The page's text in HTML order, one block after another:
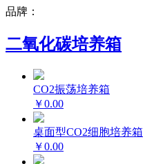
品牌：
二氧化碳培养箱
CO2振荡培养箱
￥0.00
桌面型CO2细胞培养箱
￥0.00